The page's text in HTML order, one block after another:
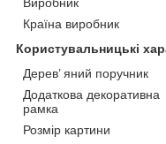
Країна виробник
Користувальницькі
Дерев’ яний поручник
Додаткова декоративна
рамка
Розмір картини